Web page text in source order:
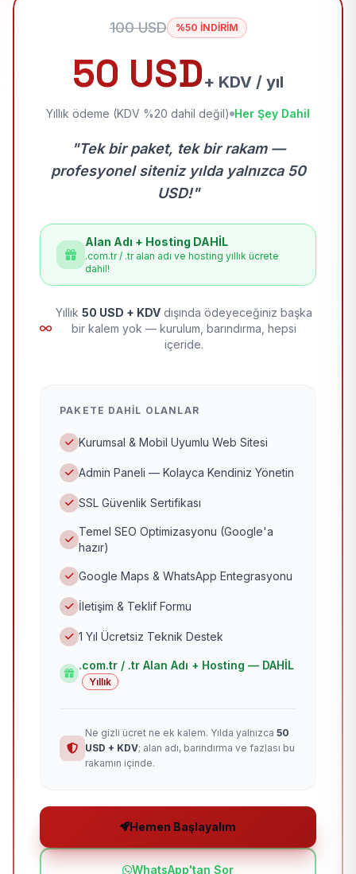
100 USD %50 İNDİRİM
50 USD+ KDV / yıl
Yıllık ödeme (KDV %20 dahil değil) Her Şey Dahil
"Tek bir paket, tek bir rakam —
profesyonel siteniz yılda yalnızca 50
USD!"
Alan Adı + Hosting DAHİL
.com.tr / .tr alan adı ve hosting yıllık ücrete
dahil!
Yıllık 50 USD + KDV dışında ödeyeceğiniz başka
bir kalem yok — kurulum, barındırma, hepsi
içeride.
PAKETE DAHIL OLANLAR
Kurumsal & Mobil Uyumlu Web Sitesi
Admin Paneli — Kolayca Kendiniz Yönetin
SSL Güvenlik Sertifikası
Temel SEO Optimizasyonu (Google'a
hazır)
Google Maps & WhatsApp Entegrasyonu
İletişim & Teklif Formu
1 Yıl Ücretsiz Teknik Destek
.com.tr / .tr Alan Adı + Hosting — DAHİL
Yıllık
Ne gizli ücret ne ek kalem. Yılda yalnızca 50
USD + KDV; alan adı, barındırma ve fazlası bu
rakamın içinde.
Hemen Başlayalım
WhatsApp'tan Sor